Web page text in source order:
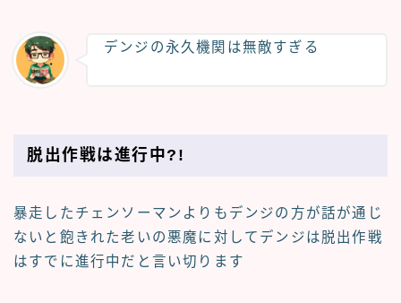
デンジの永久機関は無敵すぎる
脱出作戦は進行中?!
暴走したチェンソーマンよりもデンジの方が話が通じ
ないと飽きれた老いの悪魔に対してデンジは脱出作戦
はすでに進行中だと言い切ります